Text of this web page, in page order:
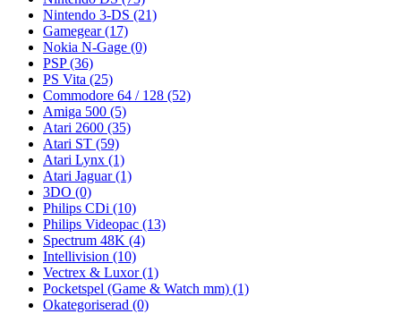
Nintendo 3-DS (21)
Gamegear(17)
Nokia N-Gage (0)
PSP(36)
PS Vita (25)
Commodore 64 / 128 (52)
Amiga 500 (5)
Atari 2600 (35)
Atari ST (59)
Atari Lynx (1)
Atari Jaguar(1)
3DO (0)
Philips CDi (10)
Philips Videopac (13)
Spectrum 48K (4)
Intellivision (10)
Vectrex & Luxor(1)
Pocketspel (Game & Watch mm) (1)
Okategoriserad (0)